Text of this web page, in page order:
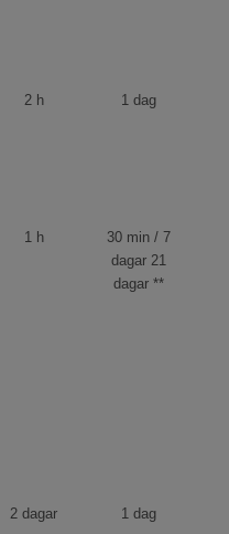
2 h 1 dag
1 h
30 min / 7
dagar 21
dagar **
2 dagar 1 dag